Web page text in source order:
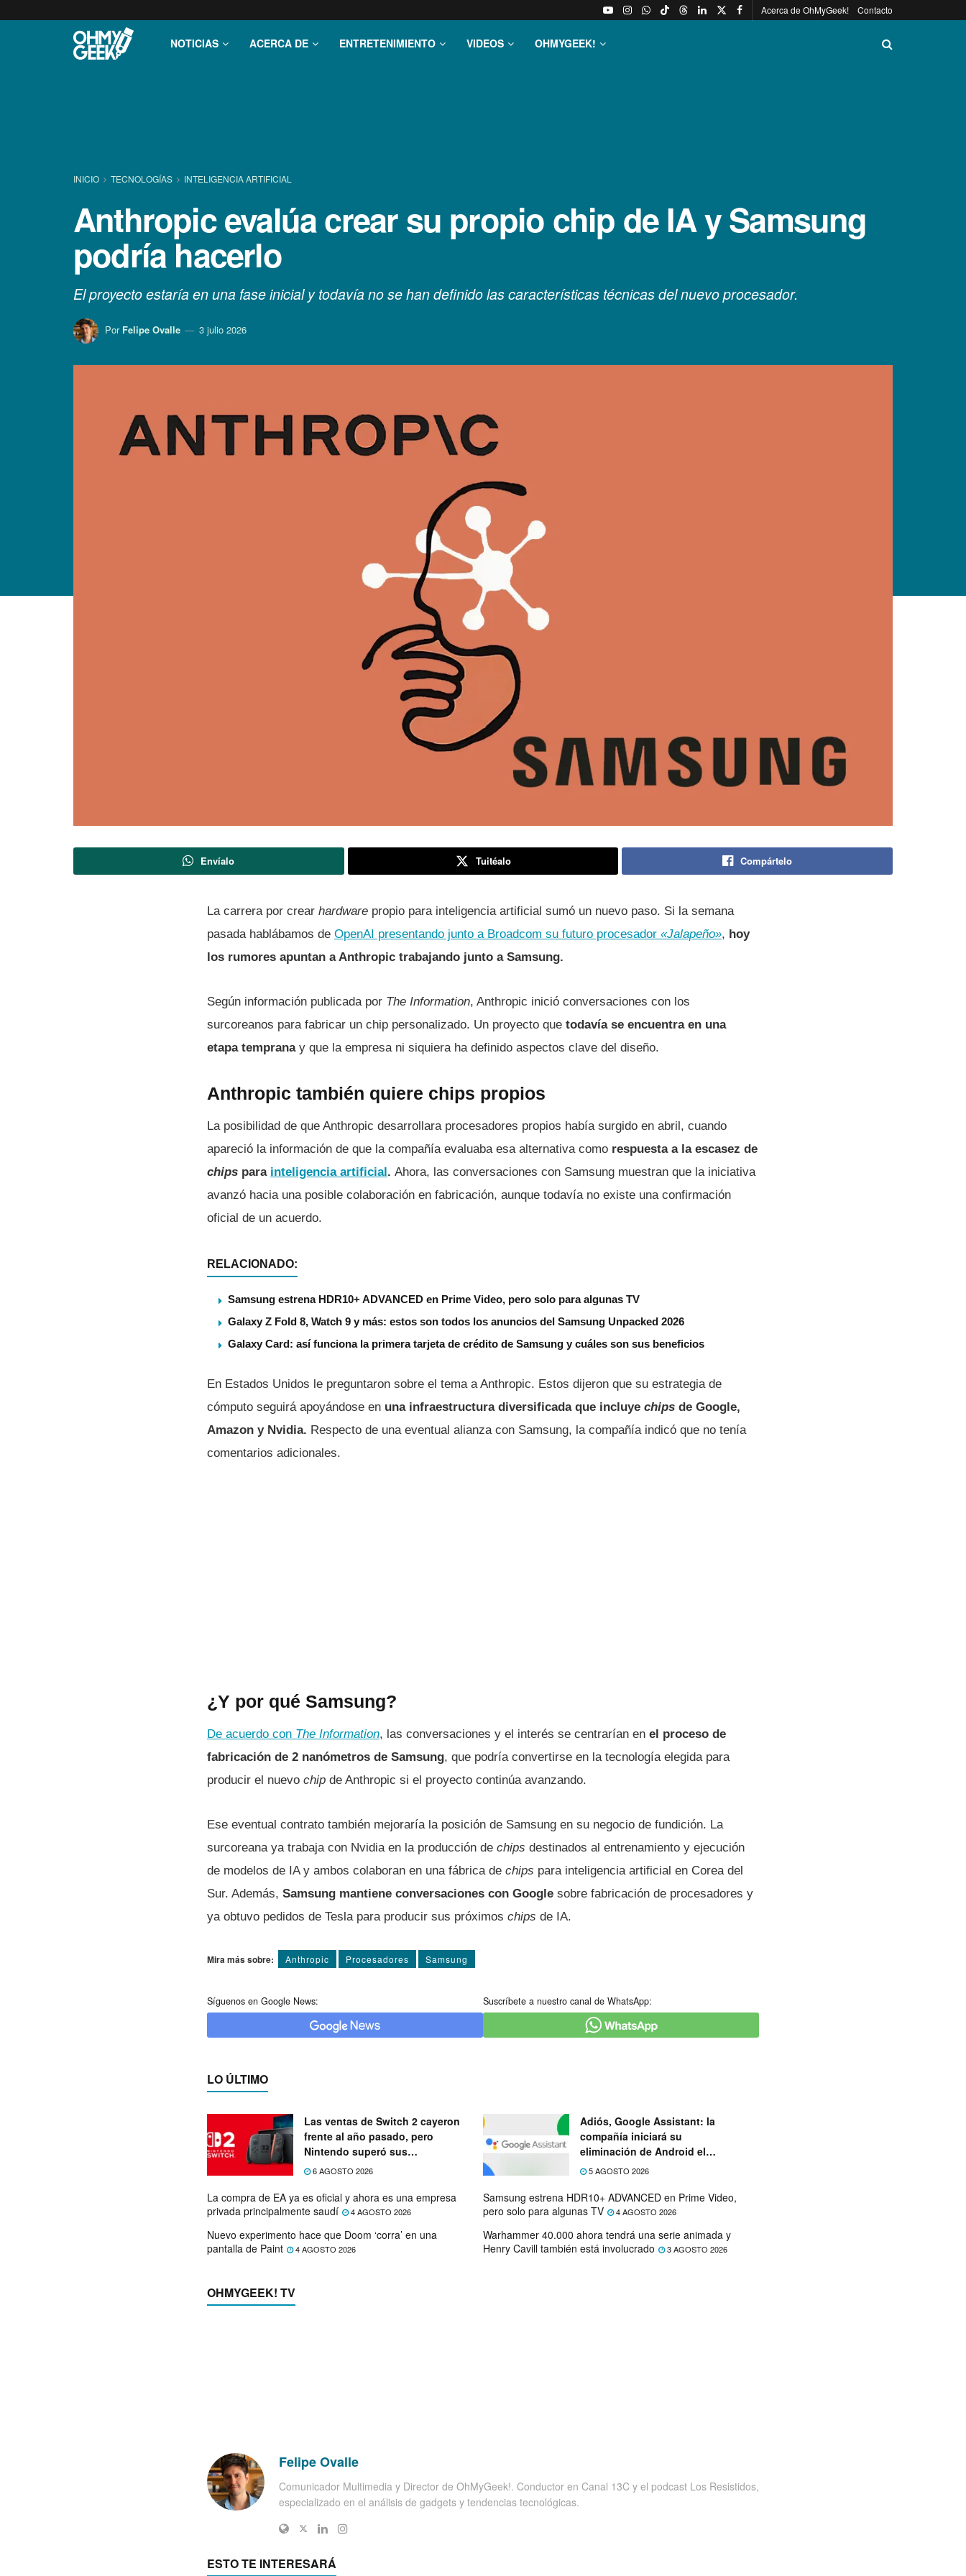
Acerca de OhMyGeek! Contacto
NOTICIAS ACERCA DE ENTRETENIMIENTO VIDEOS OHMYGEEK!
INICIO TECNOLOGÍ­AS INTELIGENCIA ARTIFICIAL
Anthropic evalúa crear su propio chip de IA y Samsung
podría hacerlo
El proyecto estaría en una fase inicial y todavía no se han definido las características técnicas del nuevo procesador.
Por Felipe Ovalle 3 julio 2026
Envíalo Tuitéalo Compártelo
La carrera por crear hardware propio para inteligencia artificial sumó un nuevo paso. Si la semana
pasada hablábamos de OpenAI presentando junto a Broadcom su futuro procesador «Jalapeño», hoy
los rumores apuntan a Anthropic trabajando junto a Samsung.
Según información publicada por The Information, Anthropic inició conversaciones con los
surcoreanos para fabricar un chip personalizado. Un proyecto que todavía se encuentra en una
etapa tempranay que la empresa ni siquiera ha definido aspectos clave del diseño.
Anthropic también quiere chips propios
La posibilidad de que Anthropic desarrollara procesadores propios había surgido en abril, cuando
apareció la información de que la compañía evaluaba esa alternativa como respuesta a la escasez de
chips para inteligencia artificial . Ahora, las conversaciones con Samsung muestran que la iniciativa
avanzó hacia una posible colaboración en fabricación, aunque todavía no existe una confirmación
oficial de un acuerdo.
RELACIONADO:
Samsung estrena HDR10+ ADVANCED en Prime Video, pero solo para algunas TV
Galaxy Z Fold 8, Watch 9 y más: estos son todos los anuncios del Samsung Unpacked 2026
Galaxy Card: así funciona la primera tarjeta de crédito de Samsung y cuáles son sus beneficios
En Estados Unidos le preguntaron sobre el tema a Anthropic. Estos dijeron que su estrategia de
cómputo seguirá apoyándose en una infraestructura diversificada que incluye chips de Google,
Amazon y Nvidia. Respecto de una eventual alianza con Samsung, la compañía indicó que no tenía
comentarios adicionales.
¿Y por qué Samsung?
De acuerdo con The Information, las conversaciones y el interés se centrarían en el proceso de
fabricación de 2 nanómetros de Samsung, que podría convertirse en la tecnología elegida para
producir el nuevo chip de Anthropic si el proyecto continúa avanzando.
Ese eventual contrato también mejoraría la posición de Samsung en su negocio de fundición. La
surcoreana ya trabaja con Nvidia en la producción de chips destinados al entrenamiento y ejecución
de modelos de IA y ambos colaboran en una fábrica de chips para inteligencia artificial en Corea del
Sur. Además, Samsung mantiene conversaciones con Google sobre fabricación de procesadores y
ya obtuvo pedidos de Tesla para producir sus próximos chips de IA.
Mira más sobre: Anthropic Procesadores Samsung
Síguenos en Google News: Suscríbete a nuestro canal de WhatsApp:
LO ÚLTIMO
Las ventas de Switch 2 cayeron
frente al año pasado, pero
Nintendo superó sus
expectativas
6 AGOSTO 2026
Adiós, Google Assistant: la
compañía iniciará su
eliminación de Android el
próximo mes
5 AGOSTO 2026
La compra de EA ya es oficial y ahora es una empresa
privada principalmente saudí
4 AGOSTO 2026
Samsung estrena HDR10+ ADVANCED en Prime Video,
pero solo para algunas TV
4 AGOSTO 2026
Nuevo experimento hace que Doom ‘corra’ en una
pantalla de Paint
4 AGOSTO 2026
Warhammer 40.000 ahora tendrá una serie animada y
Henry Cavill también está involucrado
3 AGOSTO 2026
OHMYGEEK! TV
Felipe Ovalle
Comunicador Multimedia y Director de OhMyGeek!. Conductor en Canal 13C y el podcast Los Resistidos,
especializado en el análisis de gadgets y tendencias tecnológicas.
ESTO TE INTERESARÁ